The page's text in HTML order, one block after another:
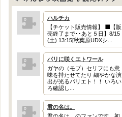
みんなの映画館で観たいワケ
ハルチカ
【チケット販売情報】 ⬛【販
売終了まで･･あと５日】8/15
(土) 13:15[秋葉原UDXシ...
パリに咲くエトワール
ガヤの（モブ）セリフにも意
味を持たせてたり 細やかな演
出が光るパリエト！！ いろい
ろ確認し...
君の名は。